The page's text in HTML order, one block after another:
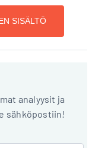
SISÄLTÖ
analyysit ja
sähköpostiin!